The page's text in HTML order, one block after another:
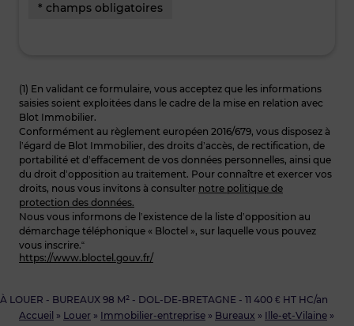
Accueil » Louer » Immobilier-entreprise » Bureaux » Ille-et-Vilaine »
À LOUER - BUREAUX 98 M² - DOL-DE-BRETAGNE - 11 400 € HT HC/an
* champs obligatoires
(1) En validant ce formulaire, vous acceptez que les informations
saisies soient exploitées dans le cadre de la mise en relation avec
Blot Immobilier.
Conformément au règlement européen 2016/679, vous disposez à
l’égard de Blot Immobilier, des droits d’accès, de rectification, de
portabilité et d’effacement de vos données personnelles, ainsi que
du droit d’opposition au traitement. Pour connaître et exercer vos
droits, nous vous invitons à consulter notre politique de
protection des données.
Nous vous informons de l’existence de la liste d’opposition au
démarchage téléphonique « Bloctel », sur laquelle vous pouvez
vous inscrire.“
https://www.bloctel.gouv.fr/